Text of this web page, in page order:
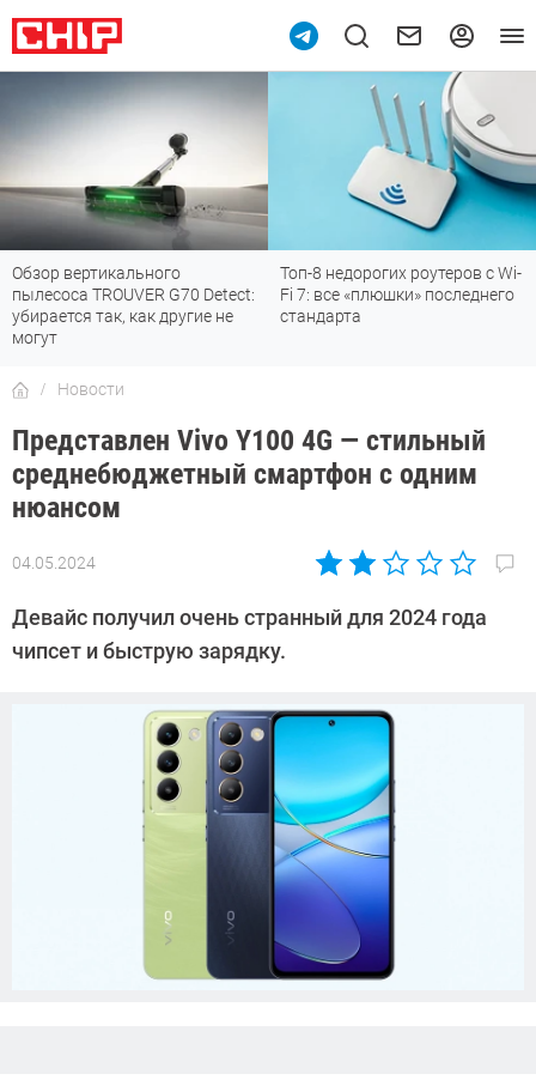
Обзор вертикального
пылесоса TROUVER G70 Detect:
убирается так, как другие не
могут
Топ-8 недорогих роутеров с Wi-
Fi 7: все «плюшки» последнего
стандарта
Новости
Представлен Vivo Y100 4G — стильный
среднебюджетный смартфон с одним
нюансом
04.05.2024
Автор:
Довлатова
Девайс получил очень странный для 2024 года
чипсет и быструю зарядку.